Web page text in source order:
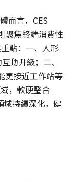
而言，CES
聚焦終端消費性
點：一、人形
動升級；二、
更接近工作站等
，軟硬整合
域持續深化，健